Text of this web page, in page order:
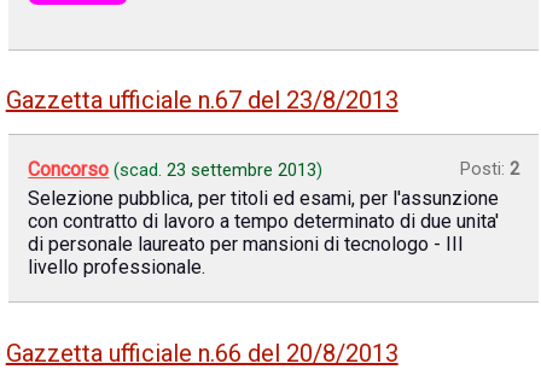
Gazzetta ufficiale n.67 del 23/8/2013
Concorso (scad.23 settembre 2013) Posti: 2
Selezione pubblica, per titoli ed esami, per l'assunzione
con contratto di lavoro a tempo determinato di due unita'
di personale laureato per mansioni di tecnologo - III
livello professionale.
Gazzetta ufficiale n.66 del 20/8/2013